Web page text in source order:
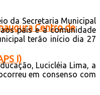
Centro de
I)
da Secretaria Municipal
pais e a comunidade
terão início dia 27
Lucicléia Lima, a
em consenso com